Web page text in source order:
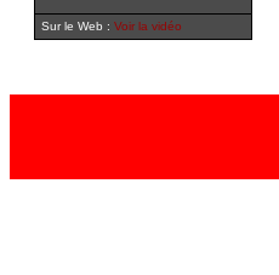
Sur le Web : Voir la vidéo